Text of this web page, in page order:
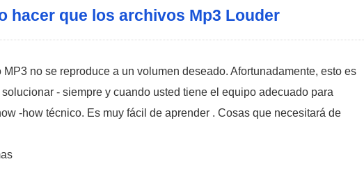
hacer que los archivos Mp3 Louder
MP3 no se reproduce a un volumen deseado. Afortunadamente, esto es
- siempre y cuando usted tiene el equipo adecuado para
-how técnico. Es muy fácil de aprender . Cosas que necesitará de